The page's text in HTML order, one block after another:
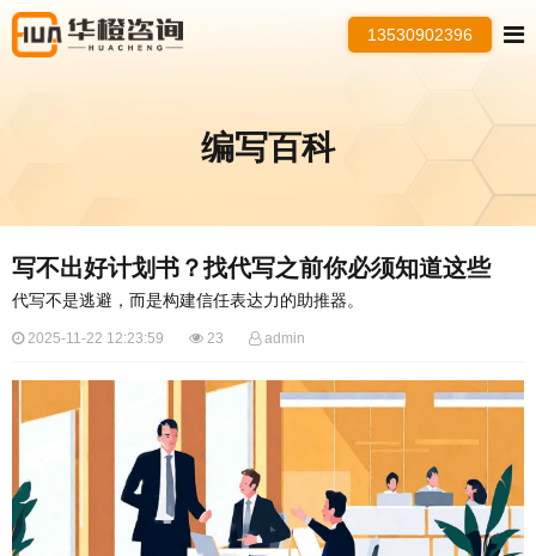
13530902396
编写百科
写不出好计划书？找代写之前你必须知道这些
代写不是逃避，而是构建信任表达力的助推器。
2025-11-22 12:23:59 23 admin